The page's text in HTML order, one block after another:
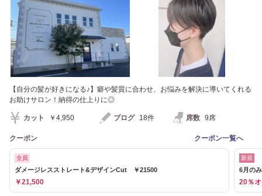
【自分の髪が好きになる♪】癖や髪質に合わせ、お悩みを解決に導いてくれる
お助けサロン！納得の仕上りに◎
カット ￥4,950 ブログ 18件 席数 9席
クーポン クーポン一覧へ
全員
ダメージレスストレート&デザインCut ￥21500
￥21,500
新規
6月の
20％